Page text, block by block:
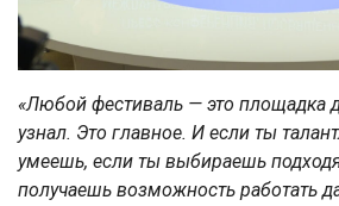
«Любой фестиваль — это площадка
узнал. Это главное. И если ты
умеешь, если ты выбираешь
получаешь возможность работать